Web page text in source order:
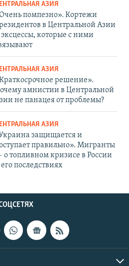
АЗИЯ
помпезно». Кортежи
в Центральной Азии
которые с ними
АЗИЯ
решение».
амнистии в Центральной
не панацея от проблемы?
АЗИЯ
защищается и
правильно». Мигранты
о топливном кризисе в России
последствиях